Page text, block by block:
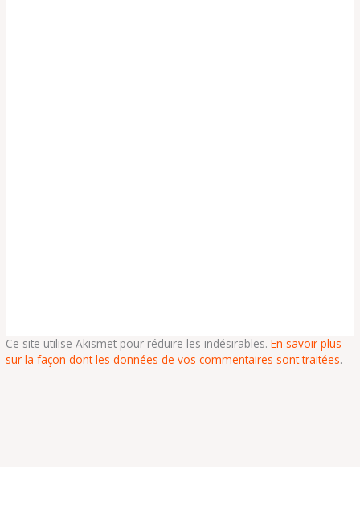
Ce site utilise Akismet pour réduire les indésirables.En savoir plus
sur la façon dont les données de vos commentaires sont traitées.